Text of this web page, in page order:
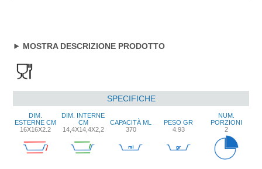
MOSTRA DESCRIZIONE PRODOTTO
SPECIFICHE
DIM.
ESTERNE CM
16X16X2.2
DIM. INTERNE
CM
14,4X14,4X2,2
CAPACITÀ ML
370
PESO GR
4.93
NUM.
PORZIONI
2